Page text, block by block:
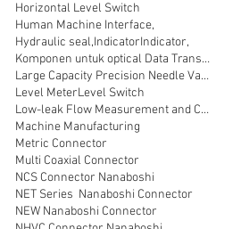
Horizontal Level Switch
Human Machine Interface,
Hydraulic seal,IndicatorIndicator,
Komponen untuk optical Data Transmission
Large Capacity Precision Needle Valve
Level MeterLevel Switch
Low-leak Flow Measurement and Control
Machine Manufacturing
Metric Connector
Multi Coaxial Connector
NCS Connector Nanaboshi
NET Series Nanaboshi Connector
NEW Nanaboshi Connector